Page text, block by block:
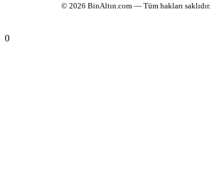
© 2026 BinAltın.com — Tüm hakları saklıdır.
0